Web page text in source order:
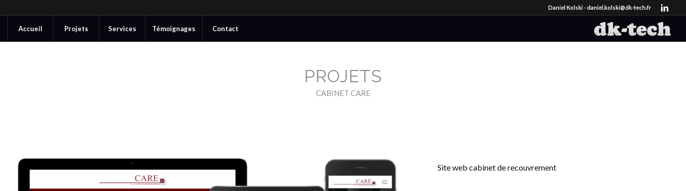
Daniel Kolski -daniel.kolski@dk-tech.fr
Accueil Projets Services Témoignages Contact
PROJETS
CABINET CARE
Site web cabinet de recouvrement